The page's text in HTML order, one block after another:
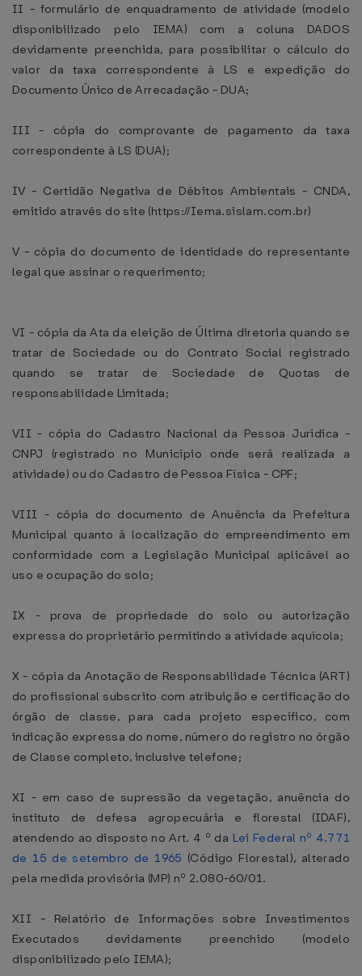
II - formulário de enquadramento de atividade (modelo
disponibilizado pelo IEMA) com a coluna DADOS
devidamente preenchida, para possibilitar o cálculo do
valor da taxa correspondente à LS e expedição do
Documento Único de Arrecadação - DUA;
III - cópia do comprovante de pagamento da taxa
correspondente à LS (DUA);
IV - Certidão Negativa de Débitos Ambientais - CNDA,
emitido através do site (https://Iema.sislam.com.br)
V - cópia do documento de identidade do representante
legal que assinar o requerimento;
VI - cópia da Ata da eleição de Última diretoria quando se
tratar de Sociedade ou do Contrato Social registrado
quando se tratar de Sociedade de Quotas de
responsabilidade Limitada;
VII - cópia do Cadastro Nacional da Pessoa Jurídica -
CNPJ (registrado no Município onde será realizada a
atividade) ou do Cadastro de Pessoa Física - CPF;
VIII - cópia do documento de Anuência da Prefeitura
Municipal quanto à localização do empreendimento em
conformidade com a Legislação Municipal aplicável ao
uso e ocupação do solo;
IX - prova de propriedade do solo ou autorização
expressa do proprietário permitindo a atividade aquícola;
X - cópia da Anotação de Responsabilidade Técnica (ART)
do profissional subscrito com atribuição e certificação do
órgão de classe, para cada projeto específico, com
indicação expressa do nome, número do registro no órgão
de Classe completo, inclusive telefone;
XI - em caso de supressão da vegetação, anuência do
instituto de defesa agropecuária e florestal (IDAF),
atendendo ao disposto no Art. 4 º da Lei Federal nº 4.771
de 15 de setembro de 1965 (Código Florestal), alterado
pela medida provisória (MP) nº 2.080-60/01.
XII - Relatório de Informações sobre Investimentos
Executados devidamente preenchido (modelo
disponibilizado pelo IEMA);